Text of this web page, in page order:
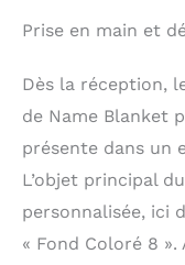
quelque chose
et est parfaite
couverture de
cm est adaptée
se détendre
ou faire la
grande
tout simplement
Prise en main et
Dès la réception,
de Name Blanket
présente dans un
L’objet principal
personnalisée, ici
« Fond Coloré 8